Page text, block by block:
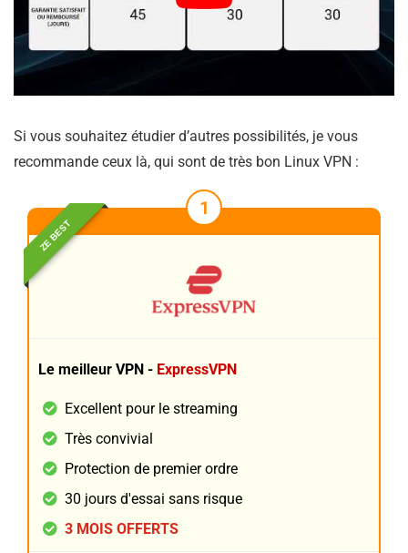
Si vous souhaitez étudier d’autres possibilités, je vous
recommande ceux là, qui sont de très bon Linux VPN :
ZE BEST
1
Le meilleur VPN - ExpressVPN
Excellent pour le streaming
Très convivial
Protection de premier ordre
30 jours d'essai sans risque
3 MOIS OFFERTS